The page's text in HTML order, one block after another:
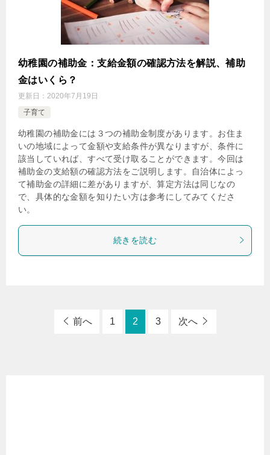
幼稚園の補助金：支給金額の確認方法を解説、補助
金はいくら？
更新日： 2020年7月19日
子育て
幼稚園の補助金には３つの補助金制度があります。お住ま
いの地域によって金額や支給条件が異なりますが、条件に
該当していれば、すべて受け取ることができます。今回は
補助金の支給額の確認方法をご説明します。自治体によっ
て補助金の詳細に差がありますが、算定方法は同じなの
で、具体的な金額を知りたい方は参考にしてみてくださ
い。
続きを読む
前へ 1 2 3 次へ